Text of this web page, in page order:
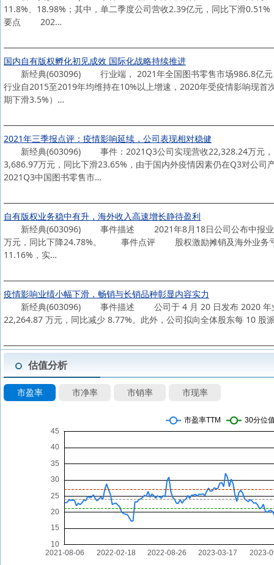
11.8%、18.98%；其中，单二季度公司营收2.39亿元，同比下滑
要点 202…
国内自有版权孵化初见成效 国际化战略持续推进
新经典(603096) 行业端， 2021年全国图书零售市场986.8亿元
行业自2015至2019年均维持在10%以上增速，2020年受疫情影响现
期下滑3.5%）…
2021年三季报点评：疫情影响延续，公司表现相对稳健
新经典(603096) 事件：2021Q3公司实现营收22,328.24万元，同
3,686.97万元，同比下滑23.65%，由于国内外疫情因素仍在Q3对
2021Q3中国图书零售市…
自有版权业务稳中有升，海外收入高速增长静待盈利
新经典(603096) 事件描述 2021年8月18日公司公布中报业绩，
万元，同比下降24.78%。 事件点评 股权激励摊销及海外业务亏
11.16%，实…
疫情影响业绩小幅下滑，畅销与长销品种彰显内容实力
新经典(603096) 事件描述 公司于 4 月 20 日发布 2020 年业绩
22,264.87 万元，同比减少 8.77%。此外，公司拟向全体股东每
估值分析
市盈率 市净率 市销率 市现率